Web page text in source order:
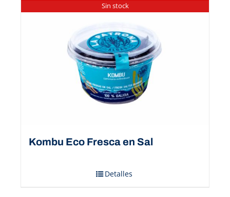
Sin stock
Kombu Eco Fresca en Sal
Detalles